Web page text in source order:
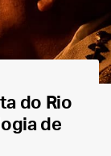
do Rio
de